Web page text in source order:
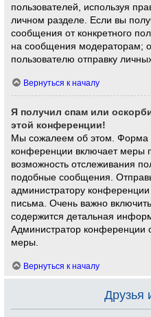
пользователей, используя
личном разделе. Если вы
сообщения от конкретного
на сообщения модераторам;
пользователю отправку
Вернуться к началу
Я получил спам или
этой конференции!
Мы сожалеем об этом. Форма
конференции включает меры
возможность отслеживания
подобные сообщения.
администратору
письма. Очень важно
содержится детальная
Администратор конференции
меры.
Вернуться к началу
Друзья